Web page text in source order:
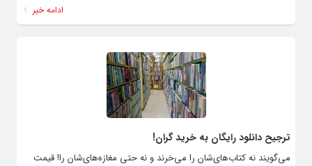
ادامه خبر
ترجیح دانلود رایگان به خرید گران!
می‌گویند نه کتاب‌های‌شان را می‌خرند و نه حتی مغازه‌های‌شان را! قیمت